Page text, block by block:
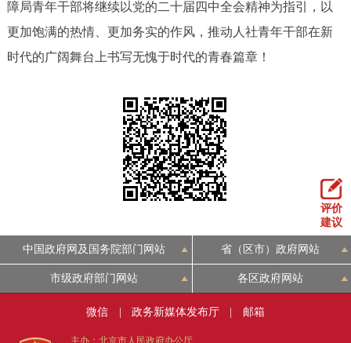
障局青年干部将继续以党的二十届四中全会精神为指引，以
更加饱满的热情、更加务实的作风，推动人社青年干部在新
时代的广阔舞台上书写无愧于时代的青春篇章！
评价
建议
中国政府网及国务院部门网站 省（区市）政府网站
市级政府部门网站 各区政府网站
微信 政务新媒体发布厅 邮箱
主办：北京市人民政府办公厅